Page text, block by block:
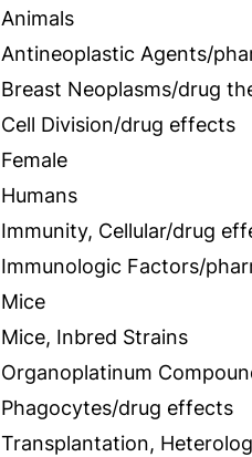
Animals
Antineoplastic Agents/
Breast Neoplasms/drug
Cell Division/drug effects
Female
Humans
Immunity, Cellular/drug
Immunologic Factors/
Mice
Mice, Inbred Strains
Organoplatinum
Phagocytes/drug effects
Transplantation,